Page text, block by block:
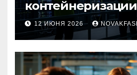
архитектура,
и сценарии
12 ИЮНЯ 2026